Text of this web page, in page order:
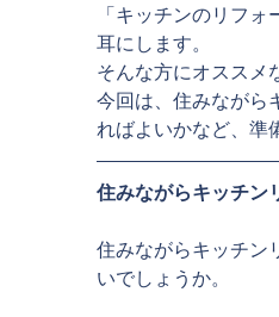
「キッチンのリフ
耳にします。
そんな方にオススメ
今回は、住みながら
ればよいかなど、準
住みながらキッチン
住みながらキッチン
いでしょうか。